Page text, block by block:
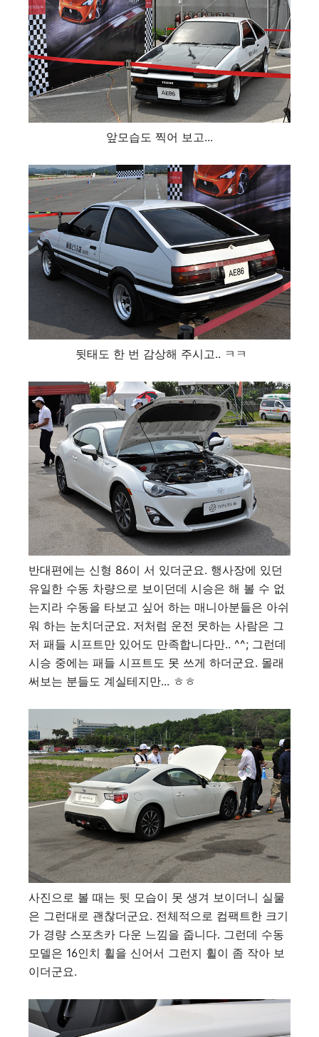
앞모습도 찍어 보고...
뒷태도 한 번 감상해 주시고.. ㅋㅋ
반대편에는 신형 86이 서 있더군요. 행사장에 있던
유일한 수동 차량으로 보이던데 시승은 해 볼 수 없
는지라 수동을 타보고 싶어 하는 매니아분들은 아쉬
워 하는 눈치더군요. 저처럼 운전 못하는 사람은 그
저 패들 시프트만 있어도 만족합니다만.. ^^; 그런데
시승 중에는 패들 시프트도 못 쓰게 하더군요. 몰래
써보는 분들도 계실테지만... ㅎㅎ
사진으로 볼 때는 뒷 모습이 못 생겨 보이더니 실물
은 그런대로 괜찮더군요. 전체적으로 컴팩트한 크기
가 경량 스포츠카 다운 느낌을 줍니다. 그런데 수동
모델은 16인치 휠을 신어서 그런지 휠이 좀 작아 보
이더군요.